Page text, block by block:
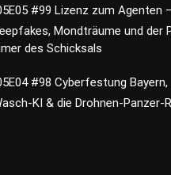
#99 Lizenz zum Agenten –
Mondträume und der
des Schicksals
#98 Cyberfestung
KI & die Drohnen-Panzer-